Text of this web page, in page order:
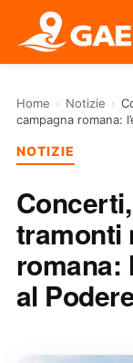
Home › Notizie ›
campagna romana:
NOTIZIE
tramonti
romana:
al